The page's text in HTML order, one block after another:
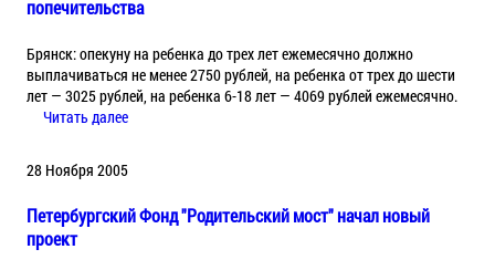
попечительства
Брянск: опекуну на ребенка до трех лет ежемесячно должно
выплачиваться не менее 2750 рублей, на ребенка от трех до шести
лет — 3025 рублей, на ребенка 6-18 лет — 4069 рублей ежемесячно.
Читать далее
28 Ноября 2005
Петербургский Фонд "Родительский мост" начал новый
проект